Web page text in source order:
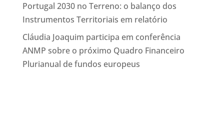
Portugal 2030 no Terreno: o balanço dos
Instrumentos Territoriais em relatório
Cláudia Joaquim participa em conferência
ANMP sobre o próximo Quadro Financeiro
Plurianual de fundos europeus